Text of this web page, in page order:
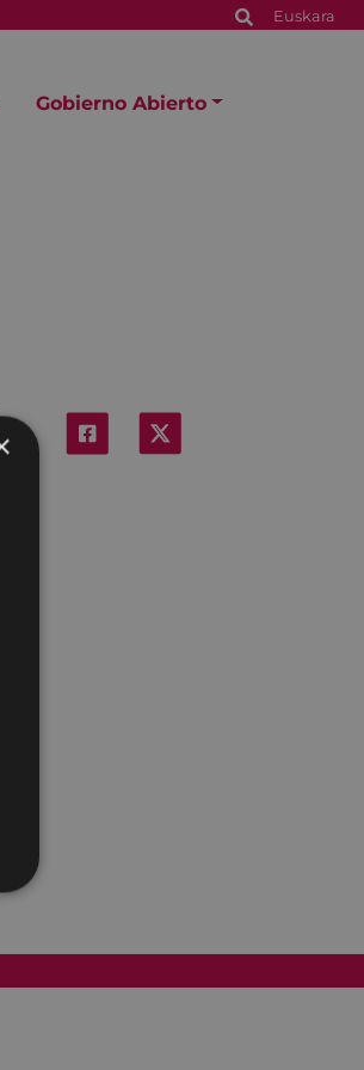
Euskara
Gobierno Abierto